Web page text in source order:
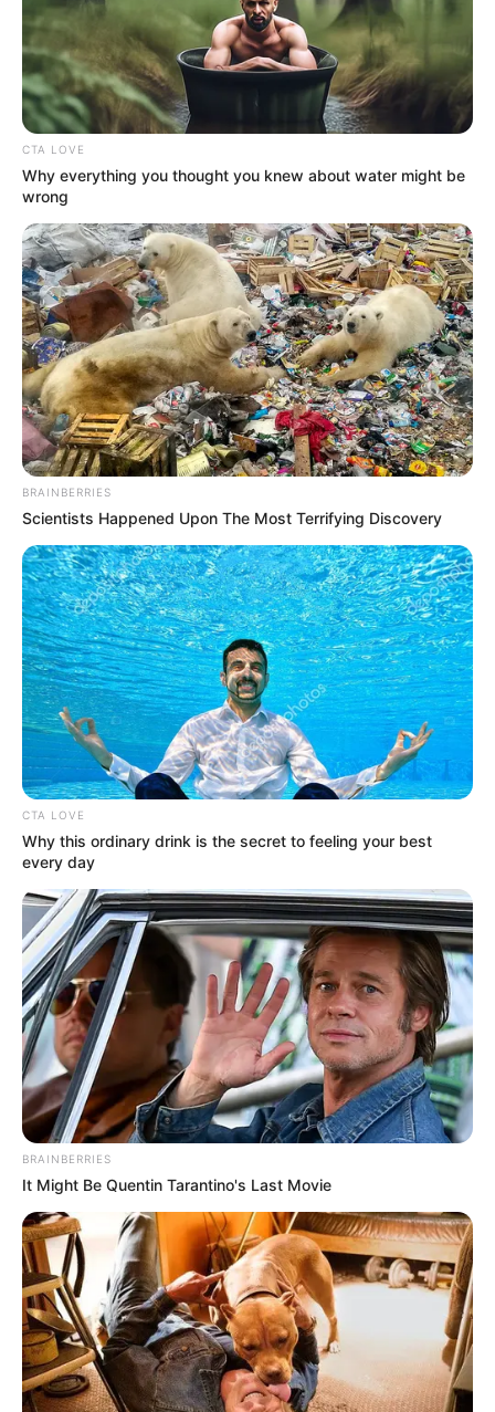
CTA LOVE
Why everything you thought you knew about water might be
wrong
BRAINBERRIES
Scientists Happened Upon The Most Terrifying Discovery
CTA LOVE
Why this ordinary drink is the secret to feeling your best
every day
BRAINBERRIES
It Might Be Quentin Tarantino's Last Movie